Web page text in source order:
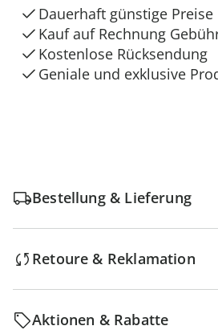
Dauerhaft günstige Preise
Kauf auf Rechnung
Kostenlose Rücksendung
Geniale und exklusive
Bestellung & Lieferung
Retoure & Reklamation
Aktionen & Rabatte